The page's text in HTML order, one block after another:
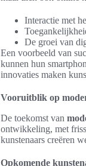
Interactie met
De groei van
Een voorbeeld van
kunnen hun
innovaties maken
Vooruitblik op
De toekomst van
ontwikkeling, met
kunstenaars creëren
Opkomende